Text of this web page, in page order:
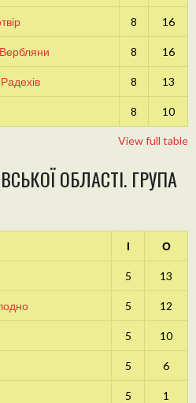
8 16
8 16
8 13
8 10
View full table
ОБЛАСТІ. ГРУПА
І О
5 13
5 12
5 10
5 6
5 1